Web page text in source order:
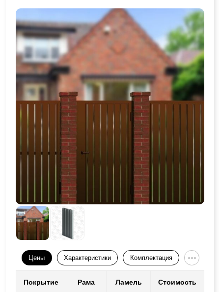
Цены Характеристики Комплектация
Покрытие Рама Ламель Стоимость